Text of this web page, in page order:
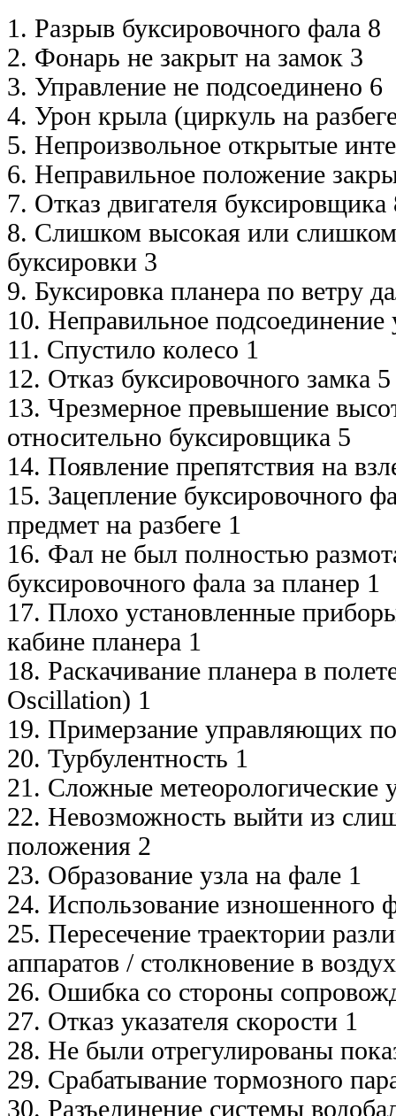
1. Разрыв буксировочного фала 8
2. Фонарь не закрыт на замок 3
3. Управление не подсоединено 6
4. Урон крыла (циркуль на
5. Непроизвольное открытые
6. Неправильное положение
7. Отказ двигателя буксировщика
8. Слишком высокая или слишком
буксировки 3
9. Буксировка планера по ветру
10. Неправильное подсоединение
11. Спустило колесо 1
12. Отказ буксировочного замка 5
13. Чрезмерное превышение
относительно буксировщика 5
14. Появление препятствия на
15. Зацепление буксировочного
предмет на разбеге 1
16. Фал не был полностью
буксировочного фала за планер 1
17. Плохо установленные
кабине планера 1
18. Раскачивание планера в
Oscillation) 1
19. Примерзание управляющих
20. Турбулентность 1
21. Сложные метеорологические
22. Невозможность выйти из
положения 2
23. Образование узла на фале 1
24. Использование изношенного
25. Пересечение траектории
аппаратов / столкновение в
26. Ошибка со стороны
27. Отказ указателя скорости 1
28. Не были отрегулированы
29. Срабатывание тормозного
30. Разъединение системы